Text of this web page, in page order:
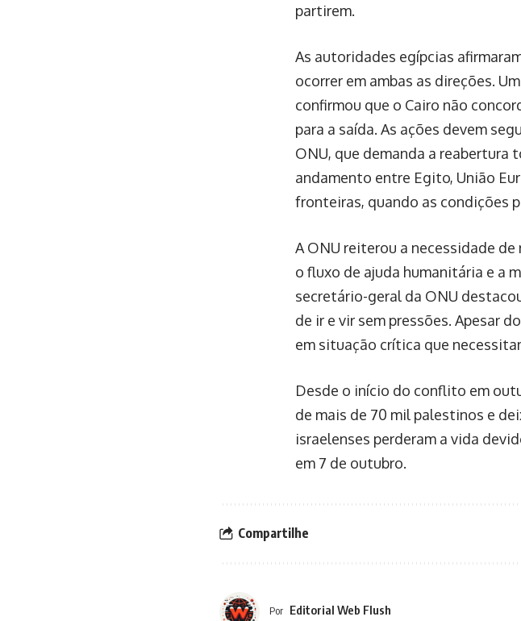
partirem.
As autoridades egípcias
ocorrer em ambas as direções.
confirmou que o Cairo não
para a saída. As ações devem
ONU, que demanda a reabertura
andamento entre Egito, União
fronteiras, quando as condições
A ONU reiterou a necessidade
o fluxo de ajuda humanitária e a
secretário-geral da ONU
de ir e vir sem pressões. Apesar
em situação crítica que
Desde o início do conflito em
de mais de 70 mil palestinos e
israelenses perderam a vida
em 7 de outubro.
Compartilhe
Por Editorial Web Flush